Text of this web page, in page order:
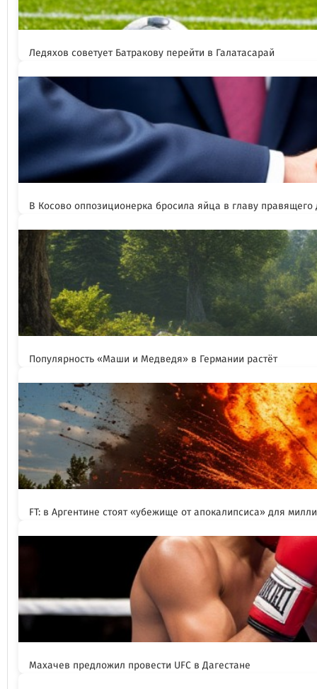
Ледяхов советует Батракову перейти в Галатасарай
В Косово оппозиционерка бросила яйца в главу
Популярность «Маши и Медведя» в Германии растёт
FT: в Аргентине стоят «убежище от апокалипсиса» для
Махачев предложил провести UFC в Дагестане